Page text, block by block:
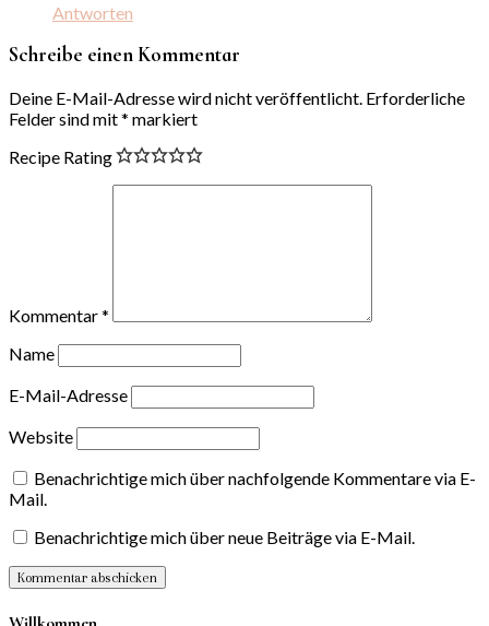
Antworten
Schreibe einen Kommentar
Deine E-Mail-Adresse wird nicht veröffentlicht. Erforderliche
Felder sind mit* markiert
Recipe Rating
Kommentar*
Name
E-Mail-Adresse
Website
Benachrichtige mich über nachfolgende Kommentare via E-
Mail.
Benachrichtige mich über neue Beiträge via E-Mail.